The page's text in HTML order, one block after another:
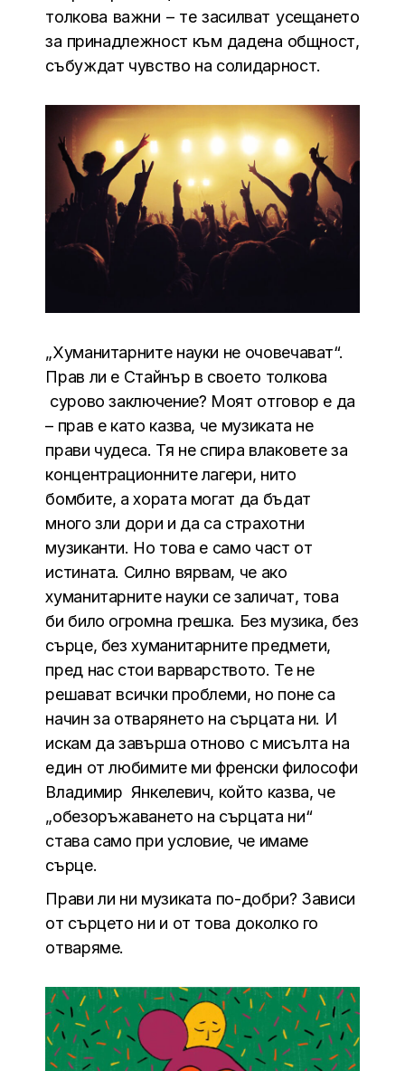
толкова важни – те засилват усещането
за принадлежност към дадена общност,
събуждат чувство на солидарност.
„Хуманитарните науки не очовечават“.
Прав ли е Стайнър в своето толкова
сурово заключение? Моят отговор е да
– прав е като казва, че музиката не
прави чудеса. Тя не спира влаковете за
концентрационните лагери, нито
бомбите, а хората могат да бъдат
много зли дори и да са страхотни
музиканти. Но това е само част от
истината. Силно вярвам, че ако
хуманитарните науки се заличат, това
би било огромна грешка. Без музика, без
сърце, без хуманитарните предмети,
пред нас стои варварството. Те не
решават всички проблеми, но поне са
начин за отварянето на сърцата ни. И
искам да завърша отново с мисълта на
един от любимите ми френски философи
Владимир Янкелевич, който казва, че
„обезоръжаването на сърцата ни“
става само при условие, че имаме
сърце.
Прави ли ни музиката по-добри? Зависи
от сърцето ни и от това доколко го
отваряме.